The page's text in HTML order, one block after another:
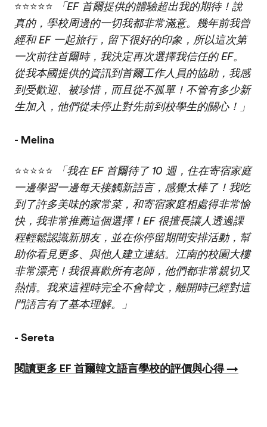
⭐⭐⭐⭐⭐
「EF 首爾提供的體驗超出我的期待！說
真的，學校周邊的一切我都非常滿意。幾年前我曾
經和 EF 一起旅行，留下很好的印象，所以這次第
一次前往首爾時，我決定再次選擇我信任的 EF。
從我本國提供的資訊到首爾工作人員的協助，我感
到受歡迎、被珍惜，而且從不孤單！不管有多少新
生加入，他們從未停止對先前到校學生的關心！」
- Melina
⭐⭐⭐⭐⭐
「我在 EF 首爾待了 10 週，住在寄宿家庭
一邊學習一邊每天接觸新語言，感覺太棒了！我吃
到了許多美味的家常菜，和寄宿家庭相處得非常愉
快，我非常推薦這個選擇！EF 很擅長讓人透過課
程輕鬆認識新朋友，並在你停留期間安排活動，幫
助你看見更多、與他人建立連結。江南的校園大樓
非常漂亮！我很喜歡所有老師，他們都非常親切又
熱情。我來這裡時完全不會韓文，離開時已經對這
門語言有了基本理解。」
- Sereta
閱讀更多 EF 首爾韓文語言學校的評價與心得 →